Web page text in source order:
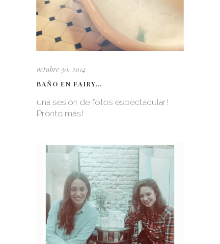
octubre 30, 2014
BAÑO EN FAIRY…
una sesión de fotos espectacular!
Pronto más!